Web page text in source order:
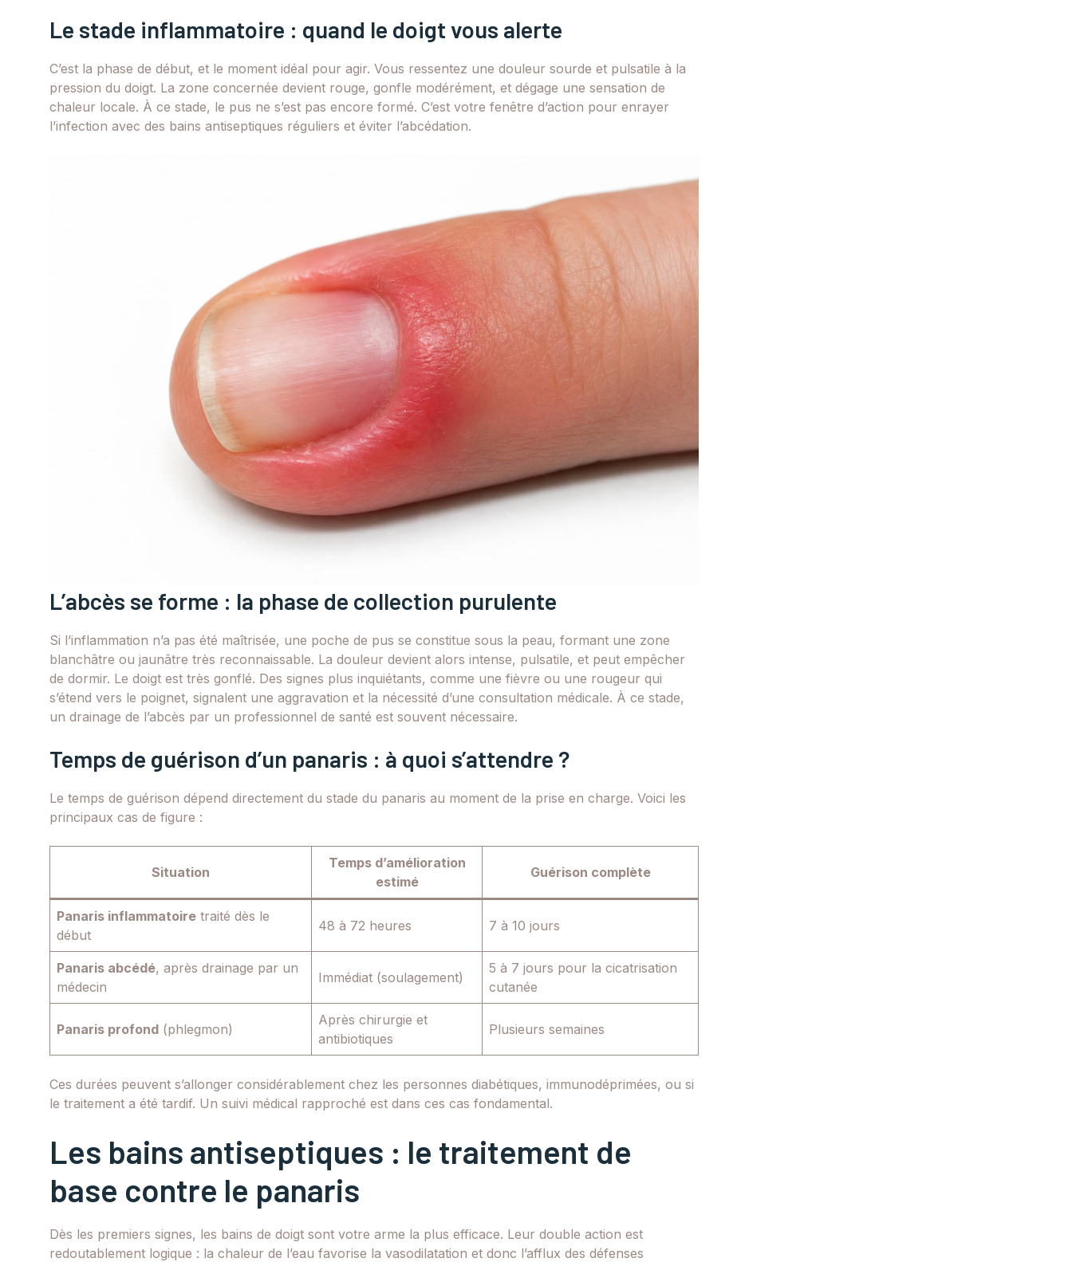
Le stade inflammatoire : quand le doigt vous alerte
C’est la phase de début, et le moment idéal pour agir. Vous ressentez une douleur sourde et pulsatile à la
pression du doigt. La zone concernée devient rouge, gonfle modérément, et dégage une sensation de
chaleur locale. À ce stade, le pus ne s’est pas encore formé. C’est votre fenêtre d’action pour enrayer
l’infection avec des bains antiseptiques réguliers et éviter l’abcédation.
L’abcès se forme : la phase de collection purulente
Si l’inflammation n’a pas été maîtrisée, une poche de pus se constitue sous la peau, formant une zone
blanchâtre ou jaunâtre très reconnaissable. La douleur devient alors intense, pulsatile, et peut empêcher
de dormir. Le doigt est très gonflé. Des signes plus inquiétants, comme une fièvre ou une rougeur qui
s’étend vers le poignet, signalent une aggravation et la nécessité d’une consultation médicale. À ce stade,
un drainage de l’abcès par un professionnel de santé est souvent nécessaire.
Temps de guérison d’un panaris : à quoi s’attendre ?
Le temps de guérison dépend directement du stade du panaris au moment de la prise en charge. Voici les
principaux cas de figure :
Situation
Temps d’amélioration
estimé
Guérison complète
Panaris inflammatoire traité dès le
début
48 à 72 heures 7 à 10 jours
Panaris abcédé, après drainage par un
médecin
Immédiat (soulagement)
5 à 7 jours pour la cicatrisation
cutanée
Panaris profond (phlegmon)
Après chirurgie et
antibiotiques
Plusieurs semaines
Ces durées peuvent s’allonger considérablement chez les personnes diabétiques, immunodéprimées, ou si
le traitement a été tardif. Un suivi médical rapproché est dans ces cas fondamental.
Les bains antiseptiques : le traitement de
base contre le panaris
Dès les premiers signes, les bains de doigt sont votre arme la plus efficace. Leur double action est
redoutablement logique : la chaleur de l’eau favorise la vasodilatation et donc l’afflux des défenses